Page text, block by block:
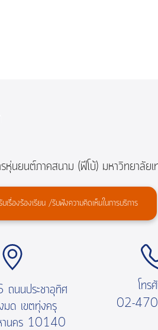
หุ่นยนต์ภาคสนาม (ฟีโบ้) มหาวิทยาลัยเ
เรื่องร้องเรียน /รับฟังความคิดเห็นในการบริการ
นนประชาอุทิศ
มด เขตทุ่งครุ
านคร 10140
โทร
02-